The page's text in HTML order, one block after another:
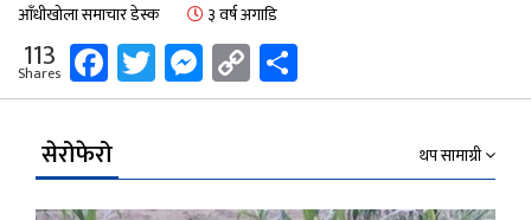
आँधीखोला समाचार डेस्क ३ वर्ष अगाडि
113
Shares Facebook
Twitter
Messenger
Copy
Link
सेरोफेरो थप सामाग्री